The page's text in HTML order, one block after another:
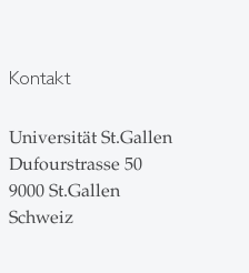
Kontakt
Universität St.Gallen
Dufourstrasse 50
9000 St.Gallen
Schweiz